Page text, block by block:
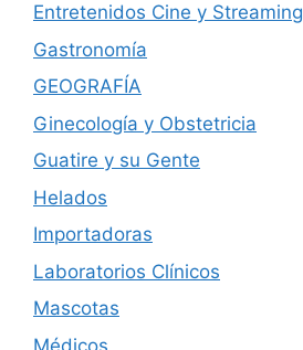
Entretenidos Cine y Streaming
Gastronomía
GEOGRAFÍA
Ginecología y Obstetricia
Guatire y su Gente
Helados
Importadoras
Laboratorios Clínicos
Mascotas
Médicos